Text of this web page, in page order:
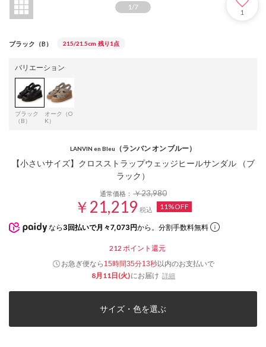
1/7
1
ブラック（B） 215/21.5cm 残り1点
バリエーション
ブラック
（B）
オーク（O
K）
LANVIN en Bleu （ランバン オン ブルー）
【小さいサイズ】クロスストラップウェッジヒールサンダル （ブ
ラック）
通常価格：￥23,980
￥21,219 税込 11%OFF
なら 3回払いで月々7,073円から。分割手数料無料
212 ポイント還元
お急ぎ便なら 15時間35分13秒以内のお支払いで
8月11日(火)にお届け 詳細
サイズ・色を選ぶ